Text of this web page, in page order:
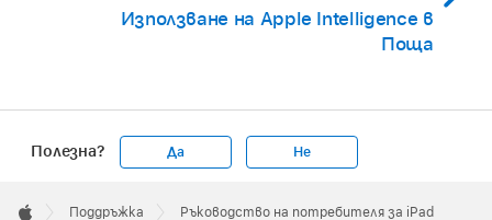
Използване на Apple Intelligence в
Поща
Полезна? Да Не
Footer
 Поддръжка Ръководство на потребителя за iPad